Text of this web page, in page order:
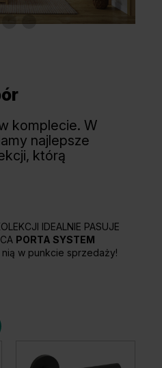
komplecie. W
najlepsze
którą
IDEALNIE PASUJE
PORTA SYSTEM
w punkcie sprzedaży!